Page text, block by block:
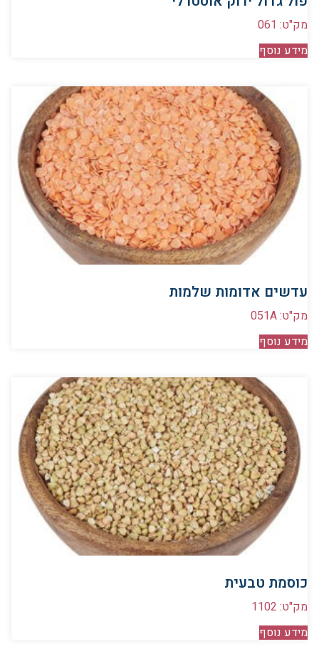
מק"ט: 061
מידע נוסף
עדשים אדומות שלמות
מק"ט: 051A
מידע נוסף
כוסמת טבעית
מק"ט: 1102
מידע נוסף